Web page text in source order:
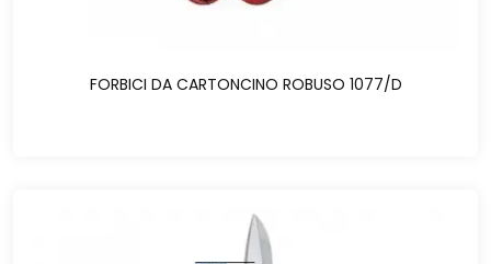
FORBICI DA CARTONCINO ROBUSO 1077/D